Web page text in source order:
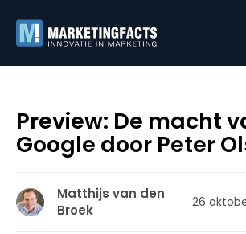
Preview: De macht
Google door Peter
Matthijs van den
Broek
26